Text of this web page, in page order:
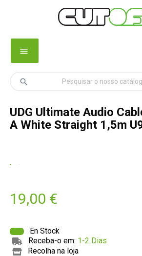
menu
search
UDG Ultimate Audio
A White Straight 1,5m
19,00 €
En Stock
Receba-o em: 1-2 Dias
Recolha na loja